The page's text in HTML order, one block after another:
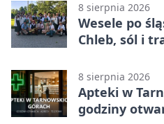
8 sierpnia 2026
Wesele po
Chleb, sól i
8 sierpnia 2026
Apteki w
godziny